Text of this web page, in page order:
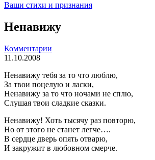
Ваши стихи и признания
Ненавижу
Комментарии
11.10.2008
Ненавижу тебя за то что люблю,
За твои поцелую и ласки,
Ненавижу за то что ночами не сплю,
Слушая твои сладкие сказки.
Ненавижу! Хоть тысячу раз повторю,
Но от этого не станет легче….
В сердце дверь опять отварю,
И закружит в любовном смерче.